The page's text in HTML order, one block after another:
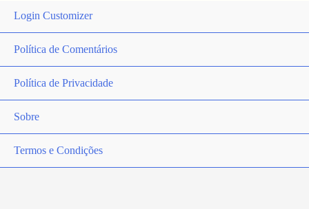
Login Customizer
Política de Comentários
Política de Privacidade
Sobre
Termos e Condições